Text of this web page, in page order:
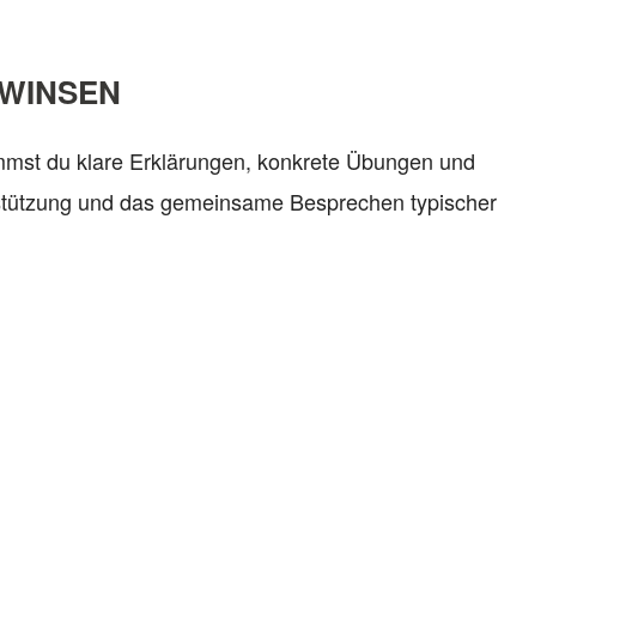
du klare Erklärungen, konkrete Übungen und
und das gemeinsame Besprechen typischer